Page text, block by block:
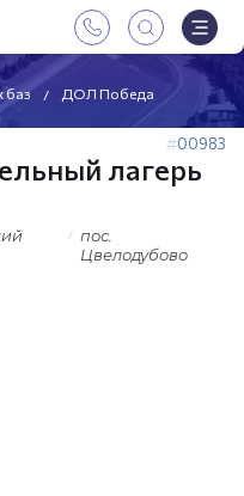
баз ДОЛ Победа
00983
лагерь
пос.
Цвелодубово